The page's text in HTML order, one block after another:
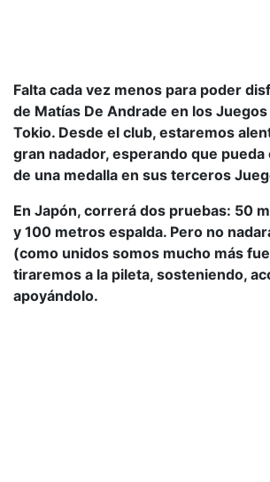
Falta cada vez menos para poder
de Matías De Andrade en los
Tokio. Desde el club, estaremos
gran nadador, esperando que
de una medalla en sus terceros
En Japón, correrá dos pruebas: 50
y 100 metros espalda. Pero no
(como unidos somos mucho más
tiraremos a la pileta, sosteniendo,
apoyándolo.